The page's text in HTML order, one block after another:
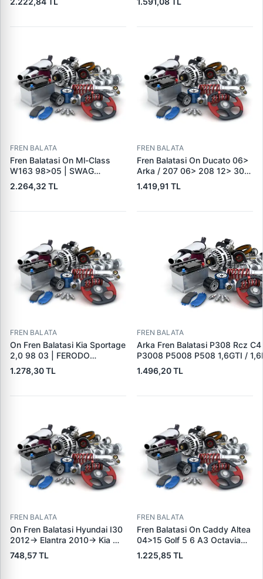
Logan 04> Dokker 12> G:116
DELPHI LP5005EV | OEM
80029 E | OEM BK21 2K021
FREN BALATA
Fren Balatasi On Ml-Class
W163 98>05 | SWAG
10916410 | OEM
A1634201220
2.264,32 TL
FREN BALATA
Fren Balatasi On Ducato 06>
Arka / 207 06> 208 12> 301
12> 307 00> 1007 05> 2008
13> Partner 96> Par | FEBI
1.419,91 TL
FREN BALATA
On Fren Balatasi Kia Sportage
2,0 98 03 | FERODO
FDB1536 | OEM
0K0453323Z
1.278,30 TL
FREN BALATA
Arka Fren Balatasi P308 Rcz
P3008 P5008 P508 1,6GTI /
2,0HDI 07 / 10> | TRW
1.496,20 TL
FREN BALATA
On Fren Balatasi Hyundai I30
2012-> Elantra 2010-> Kia
Ceed 2012-> | GRAP 94166 |
OEM 581012VA00
748,57 TL
FREN BALATA
Fren Balatasi On Caddy Altea
04>15 Golf 5 6 A3 Octavia
04>13 Jetta 06>11 Leon
06>13 Toledo 05>09 Yeti
1.225,85 TL